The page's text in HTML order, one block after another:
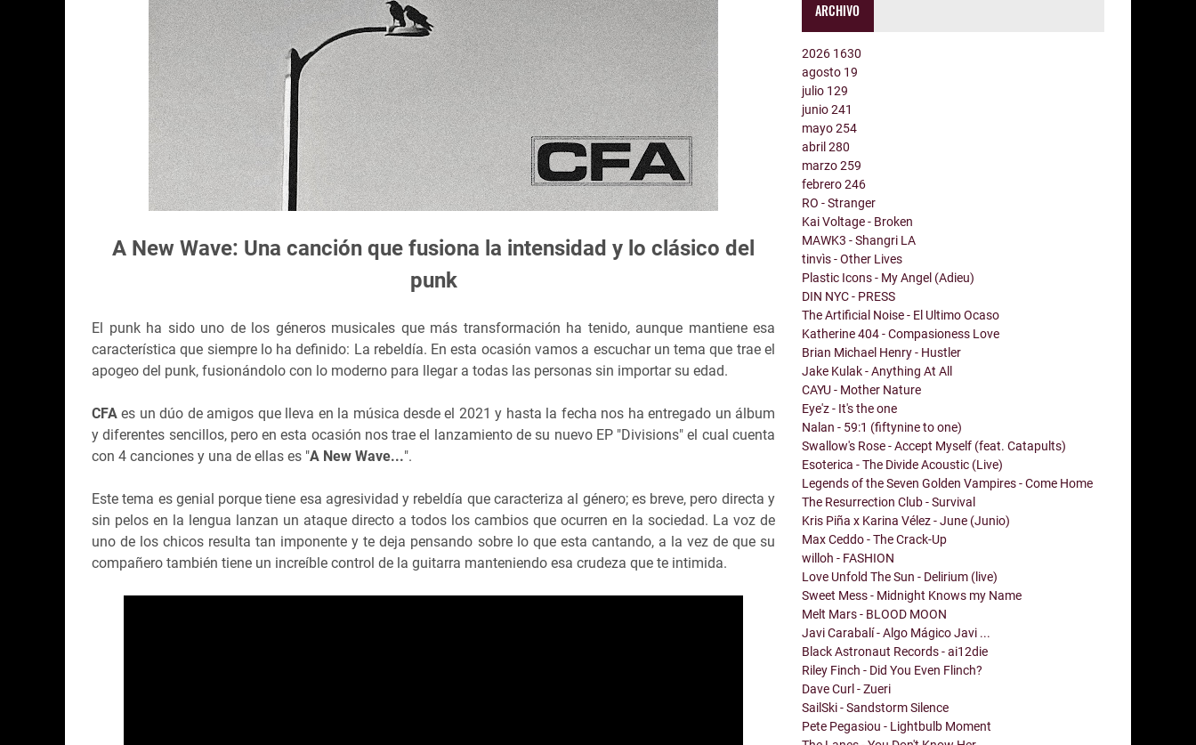
A New Wave: Una canción que fusiona la intensidad y lo clásico del
punk
El punk ha sido uno de los géneros musicales que más transformación ha tenido, aunque mantiene esa
característica que siempre lo ha definido: La rebeldía. En esta ocasión vamos a escuchar un tema que trae el
apogeo del punk, fusionándolo con lo moderno para llegar a todas las personas sin importar su edad.
CFA es un dúo de amigos que lleva en la música desde el 2021 y hasta la fecha nos ha entregado un álbum
y diferentes sencillos, pero en esta ocasión nos trae el lanzamiento de su nuevo EP "Divisions" el cual cuenta
con 4 canciones y una de ellas es "A New Wave...".
Este tema es genial porque tiene esa agresividad y rebeldía que caracteriza al género; es breve, pero directa y
sin pelos en la lengua lanzan un ataque directo a todos los cambios que ocurren en la sociedad. La voz de
uno de los chicos resulta tan imponente y te deja pensando sobre lo que esta cantando, a la vez de que su
compañero también tiene un increíble control de la guitarra manteniendo esa crudeza que te intimida.
ARCHIVO
2026 1630
agosto 19
julio 129
junio241
mayo254
abril280
marzo259
febrero246
RO - Stranger
Kai Voltage - Broken
MAWK3 - Shangri LA
tinvìs - Other Lives
Plastic Icons - My Angel (Adieu)
DIN NYC - PRESS
The Artificial Noise - El Ultimo Ocaso
Katherine 404 - Compasioness Love
Brian Michael Henry - Hustler
Jake Kulak - Anything At All
CAYU - Mother Nature
Eye'z - It's the one
Nalan - 59:1 (fiftynine to one)
Swallow's Rose - Accept Myself (feat. Catapults)
Esoterica - The Divide Acoustic (Live)
Legends of the Seven Golden Vampires - Come Home
The Resurrection Club - Survival
Kris Piña x Karina Vélez - June (Junio)
Max Ceddo - The Crack-Up
willoh - FASHION
Love Unfold The Sun - Delirium (live)
Sweet Mess - Midnight Knows my Name
Melt Mars - BLOOD MOON
Javi Carabalí - Algo Mágico Javi ...
Black Astronaut Records - ai12die
Riley Finch - Did You Even Flinch?
Dave Curl - Zueri
SailSki - Sandstorm Silence
Pete Pegasiou - Lightbulb Moment